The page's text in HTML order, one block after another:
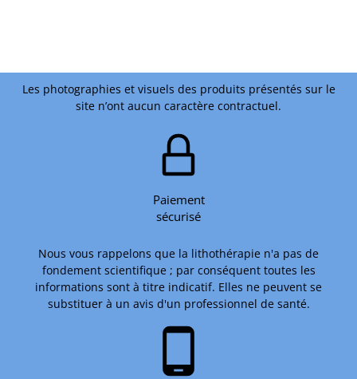
Les photographies et visuels des produits présentés sur le
site n’ont aucun caractère contractuel.
Paiement
sécurisé
Nous vous rappelons que la lithothérapie n'a pas de
fondement scientifique ; par conséquent toutes les
informations sont à titre indicatif. Elles ne peuvent se
substituer à un avis d'un professionnel de santé.
phone_android